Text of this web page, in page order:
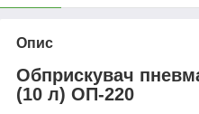
Опис
Обприскувач
(10 л) ОП-220